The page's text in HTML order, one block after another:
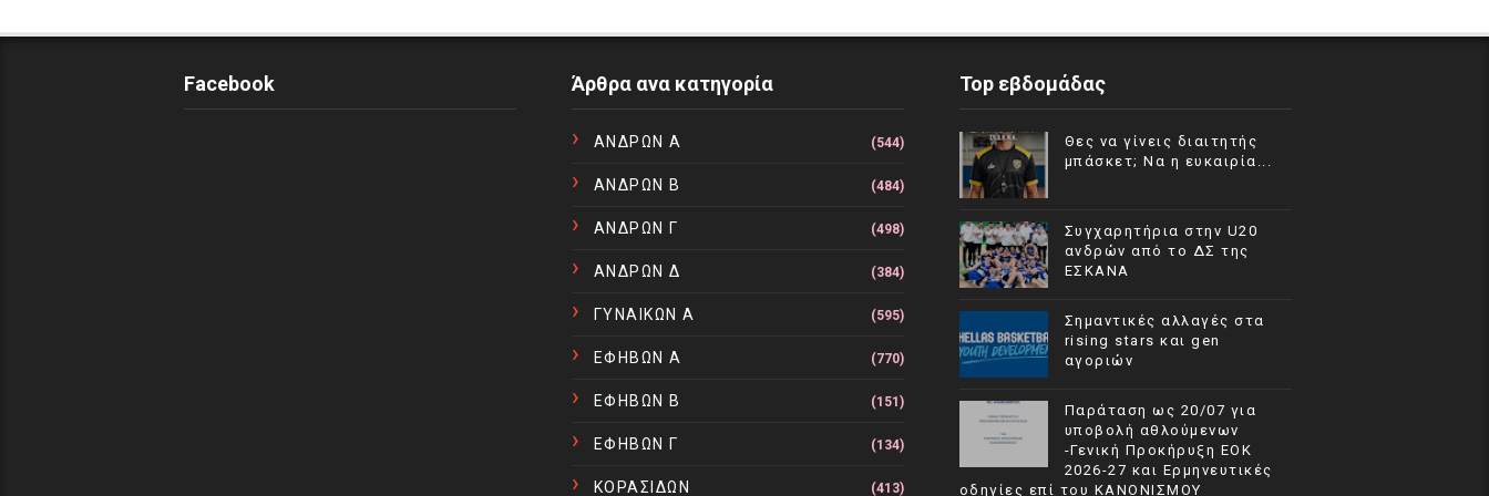
Facebook Άρθρα ανα κατηγορία
ΑΝΔΡΩΝ Α (544)
ΑΝΔΡΩΝ Β (484)
ΑΝΔΡΩΝ Γ (498)
ΑΝΔΡΩΝ Δ (384)
ΓΥΝΑΙΚΩΝ Α (595)
ΕΦΗΒΩΝ Α (770)
ΕΦΗΒΩΝ Β (151)
ΕΦΗΒΩΝ Γ (134)
ΚΟΡΑΣΙΔΩΝ (413)
Top εβδομάδας
Θες να γίνεις διαιτητής
μπάσκετ; Να η ευκαιρία...
Συγχαρητήρια στην U20
ανδρών από το ΔΣ της
ΕΣΚΑΝΑ
Σημαντικές αλλαγές στα
rising stars και gen
αγοριών
Παράταση ως 20/07 για
υποβολή αθλούμενων
-Γενική Προκήρυξη ΕΟΚ
2026-27 και Ερμηνευτικές
οδηγίες επί του ΚΑΝΟΝΙΣΜΟΥ